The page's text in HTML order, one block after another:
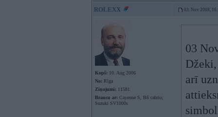
ROLEXX 03. Nov 2008,
Kopš: 10. Aug 2006
No: Rīga
Ziņojumi: 11581
Braucu ar: Cayenne S, B6 cabrio;
Suzuki SV1000s
03
arī